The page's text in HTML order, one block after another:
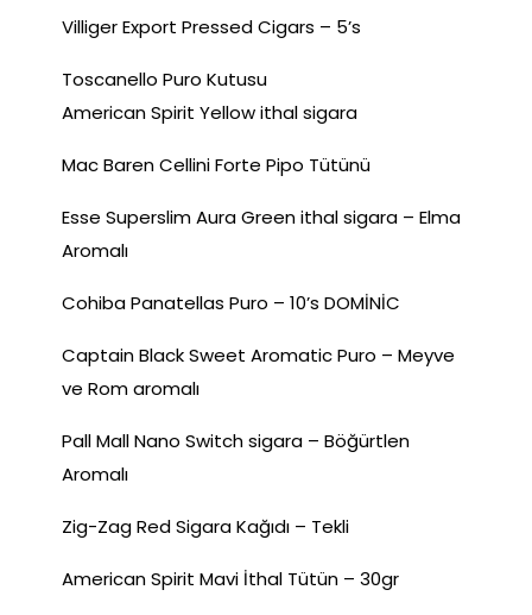
Villiger Export Pressed Cigars – 5’s
Toscanello Puro Kutusu
American Spirit Yellow ithal sigara
Mac Baren Cellini Forte Pipo Tütünü
Esse Superslim Aura Green ithal sigara – Elma
Aromalı
Cohiba Panatellas Puro – 10’s DOMİNİC
Captain Black Sweet Aromatic Puro – Meyve
ve Rom aromalı
Pall Mall Nano Switch sigara – Böğürtlen
Aromalı
Zig-Zag Red Sigara Kağıdı – Tekli
American Spirit Mavi İthal Tütün – 30gr